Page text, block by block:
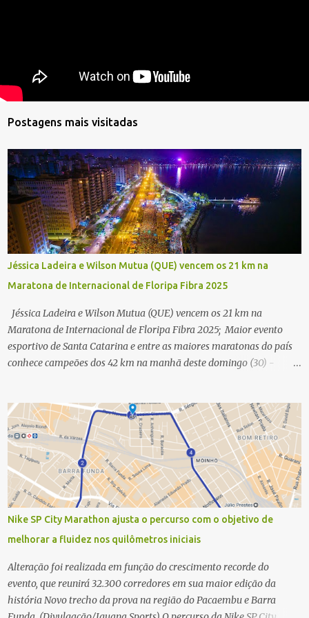
Postagens mais visitadas
Jéssica Ladeira e Wilson Mutua (QUE) vencem os 21 km na
Maratona de Internacional de Floripa Fibra 2025
Jéssica Ladeira e Wilson Mutua (QUE) vencem os 21 km na
Maratona de Internacional de Floripa Fibra 2025; Maior evento
esportivo de Santa Catarina e entre as maiores maratonas do país
conhece campeões dos 42 km na manhã deste domingo (30) -
Floripa Fibra 2025. Na manhã deste sábado (30) foram conhecidos
os campeões dos 21 km do maior evento esportivo de Santa
Catarina. A mineira Jessica Ladeira e o queniano Wilson Mutua
foram os vencedores da meia maratona, ambos com a quebra de
recorde da prova. Neste domingo (31) será a vez da prova principal,
os 42,195 km da maratona, além da corrida de 5 KM. As largadas,
na Avenida Beira-Mar Norte, em Florianópolis, na altura do
Trapiche, começam às 5h10. Entre as maiores maratonas
brasileiras deste ano, a Maratona Internacional de Floripa Fibra
2025 reúne um total de 19.230 atletas. Além da meia marat...
Nike SP City Marathon ajusta o percurso com o objetivo de
melhorar a fluidez nos quilômetros iniciais
Alteração foi realizada em função do crescimento recorde do
evento, que reunirá 32.300 corredores em sua maior edição da
história Novo trecho da prova na região do Pacaembu e Barra